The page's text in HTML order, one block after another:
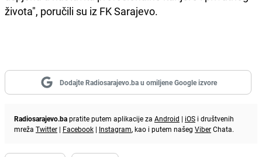
života", poručili su iz FK Sarajevo.
Dodajte Radiosarajevo.ba u omiljene Google izvore
Radiosarajevo.bapratite putem aplikacije za Android | iOS i društvenih
mreža Twitter | Facebook | Instagram, kao i putem našeg ViberChata.